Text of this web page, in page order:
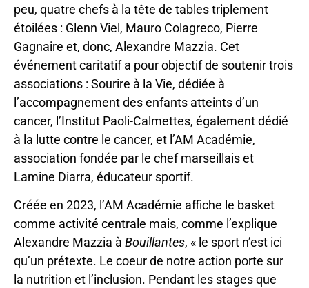
peu, quatre chefs à la tête de tables triplement
étoilées : Glenn Viel, Mauro Colagreco, Pierre
Gagnaire et, donc, Alexandre Mazzia. Cet
événement caritatif a pour objectif de soutenir trois
associations : Sourire à la Vie, dédiée à
l’accompagnement des enfants atteints d’un
cancer, l’Institut Paoli-Calmettes, également dédié
à la lutte contre le cancer, et l’AM Académie,
association fondée par le chef marseillais et
Lamine Diarra, éducateur sportif.
Créée en 2023, l’AM Académie affiche le basket
comme activité centrale mais, comme l’explique
Alexandre Mazzia à Bouillantes, « le sport n’est ici
qu’un prétexte. Le coeur de notre action porte sur
la nutrition et l’inclusion. Pendant les stages que